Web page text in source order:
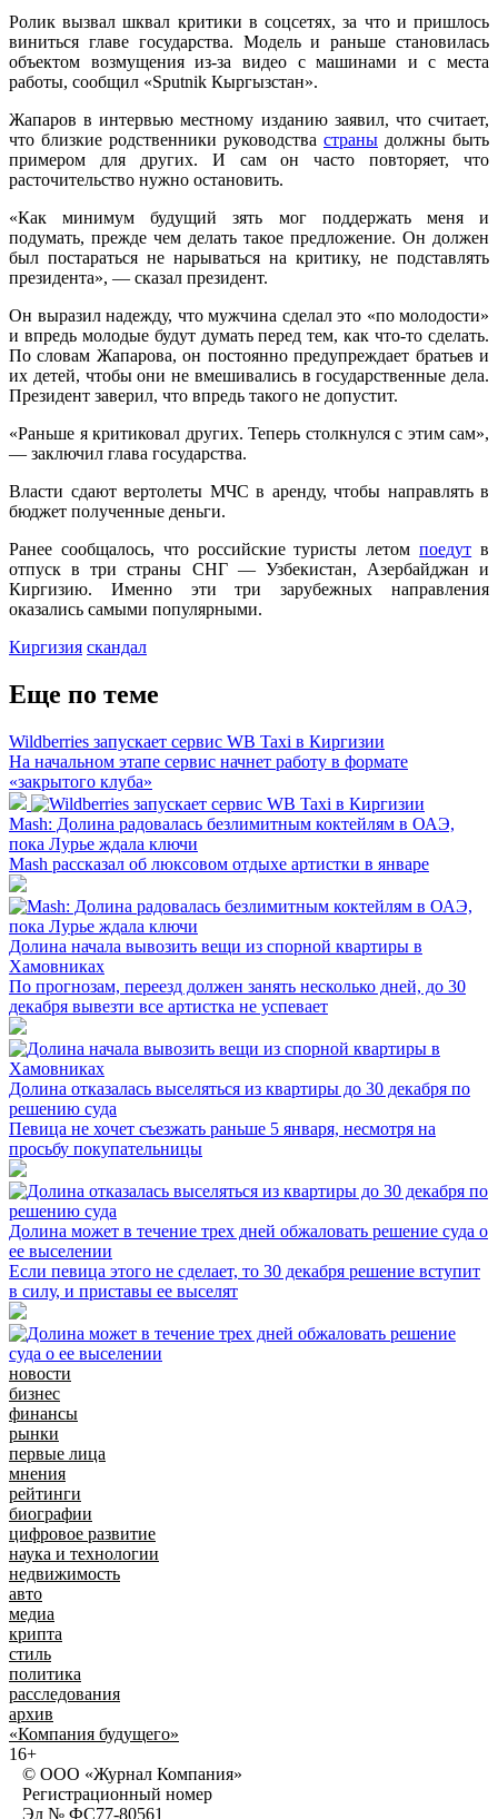
Ролик вызвал шквал критики в соцсетях, за что и пришлось
виниться главе государства. Модель и раньше становилась
объектом возмущения из-за видео с машинами и с места
работы, сообщил «Sputnik Кыргызстан».
Жапаров в интервью местному изданию заявил, что считает,
что близкие родственники руководства страны должны быть
примером для других. И сам он часто повторяет, что
расточительство нужно остановить.
«Как минимум будущий зять мог поддержать меня и
подумать, прежде чем делать такое предложение. Он должен
был постараться не нарываться на критику, не подставлять
президента», — сказал президент.
Он выразил надежду, что мужчина сделал это «по молодости»
и впредь молодые будут думать перед тем, как что-то сделать.
По словам Жапарова, он постоянно предупреждает братьев и
их детей, чтобы они не вмешивались в государственные дела.
Президент заверил, что впредь такого не допустит.
«Раньше я критиковал других. Теперь столкнулся с этим сам»,
— заключил глава государства.
Власти сдают вертолеты МЧС в аренду, чтобы направлять в
бюджет полученные деньги.
Ранее сообщалось, что российские туристы летомпоедут в
отпуск в три страны СНГ — Узбекистан, Азербайджан и
Киргизию. Именно эти три зарубежных направления
оказались самыми популярными.
Киргизия скандал
Еще по теме
Wildberries запускает сервис WB Taxi в Киргизии
На начальном этапе сервис начнет работу в формате
«закрытого клуба»
Mash: Долина радовалась безлимитным коктейлям в ОАЭ,
пока Лурье ждала ключи
Mash рассказал об люксовом отдыхе артистки в январе
Долина начала вывозить вещи из спорной квартиры в
Хамовниках
По прогнозам, переезд должен занять несколько дней, до 30
декабря вывезти все артистка не успевает
Долина отказалась выселяться из квартиры до 30 декабря по
решению суда
Певица не хочет съезжать раньше 5 января, несмотря на
просьбу покупательницы
Долина может в течение трех дней обжаловать решение суда о
ее выселении
Если певица этого не сделает, то 30 декабря решение вступит
в силу, и приставы ее выселят
новости
бизнес
финансы
рынки
первые лица
мнения
рейтинги
биографии
цифровое развитие
наука и технологии
недвижимость
авто
медиа
крипта
стиль
политика
расследования
архив
«Компания будущего»
16+
© ООО «Журнал Компания»
Регистрационный номер
Эл № ФС77-80561